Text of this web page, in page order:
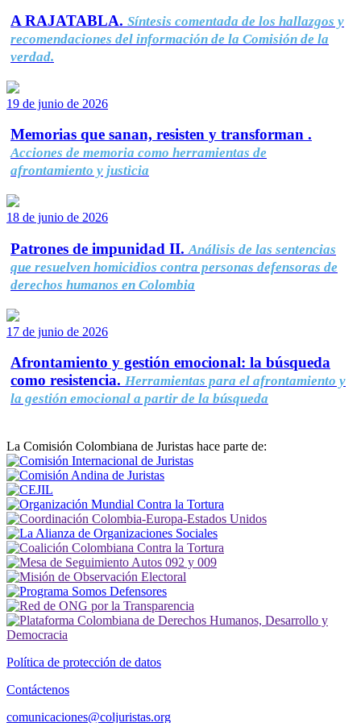
A RAJATABLA. Síntesis comentada de los hallazgos y
recomendaciones del información de la Comisión de la
verdad.
19 de junio de 2026
Memorias que sanan, resisten y transforman .
Acciones de memoria como herramientas de
afrontamiento y justicia
18 de junio de 2026
Patrones de impunidad II. Análisis de las sentencias
que resuelven homicidios contra personas defensoras de
derechos humanos en Colombia
17 de junio de 2026
Afrontamiento y gestión emocional: la búsqueda
como resistencia. Herramientas para el afrontamiento y
la gestión emocional a partir de la búsqueda
La Comisión Colombiana de Juristas hace parte de:
Política de protección de datos
Contáctenos
comunicaciones@coljuristas.org